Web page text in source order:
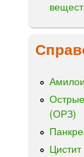
(ОРЗ)
Цистит